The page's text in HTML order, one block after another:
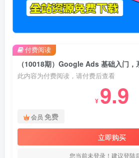
此内容为付费阅读，请付费后查看
¥ 9.9
会员 免费
立即购买
您当前未登录！建议登陆
付费阅读